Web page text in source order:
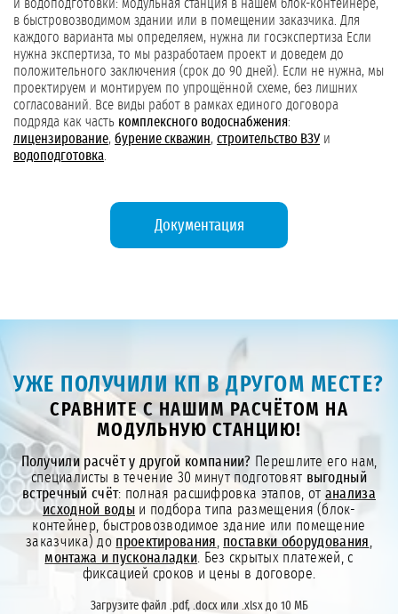
и водоподготовки: модульная станция в нашем блок-контейнере,
в быстровозводимом здании или в помещении заказчика. Для
каждого варианта мы определяем, нужна ли госэкспертиза Если
нужна экспертиза, то мы разработаем проект и доведем до
положительного заключения (срок до 90 дней). Если не нужна, мы
проектируем и монтируем по упрощённой схеме, без лишних
согласований. Все виды работ в рамках единого договора
подряда как часть комплексного водоснабжения:
лицензирование, бурение скважин, строительство ВЗУи
водоподготовка
Документация
УЖЕ ПОЛУЧИЛИ КП В ДРУГОМ МЕСТЕ?
СРАВНИТЕ С НАШИМ РАСЧЁТОМ НА
МОДУЛЬНУЮ СТАНЦИЮ!
Получили расчёт у другой компании? Перешлите его нам,
специалисты в течение 30 минут подготовят выгодный
встречный счёт: полная расшифровка этапов, от анализа
исходной воды и подбора типа размещения (блок-
контейнер, быстровозводимое здание или помещение
заказчика) до проектирования поставки оборудования
монтажа и пусконаладки . Без скрытых платежей, с
фиксацией сроков и цены в договоре.
Загрузите файл .pdf, .docx или .xlsx до 10 МБ